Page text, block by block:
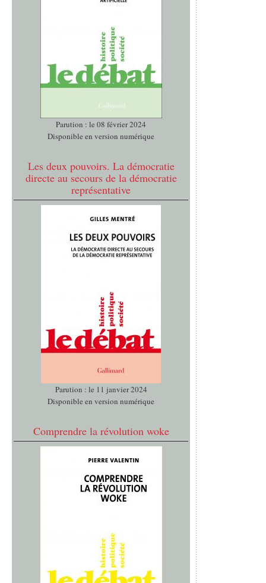
Parution : le 08 février 2024
Disponible en version numérique
Les deux pouvoirs. La démocratie
directe au secours de la démocratie
représentative
Parution : le 11 janvier 2024
Disponible en version numérique
Comprendre la révolution woke